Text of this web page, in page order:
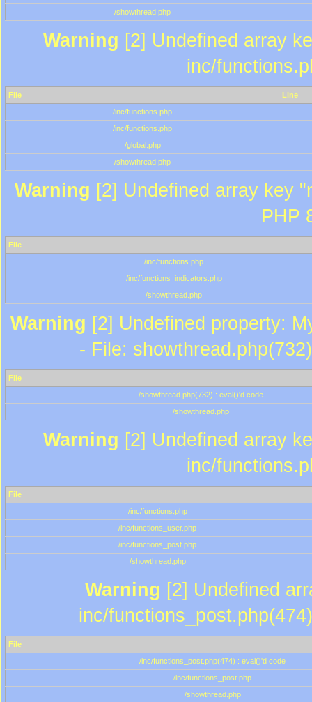
/showthread.php
Warning [2] Undefined array
inc/
File
Line
/inc/functions.php
/inc/functions.php
/global.php
/showthread.php
Warning [2] Undefined array key
PHP
File
/inc/functions.php
/inc/functions_indicators.php
/showthread.php
Warning [2] Undefined property:
- File:
File
/showthread.php(732) : eval()'d code
/showthread.php
Warning [2] Undefined array
inc/
File
/inc/functions.php
/inc/functions_user.php
/inc/functions_post.php
/showthread.php
Warning [2] Undefined
inc/
File
/inc/functions_post.php(474) : eval()'d code
/inc/functions_post.php
/showthread.php